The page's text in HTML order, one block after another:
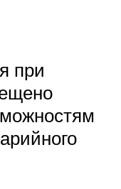
при